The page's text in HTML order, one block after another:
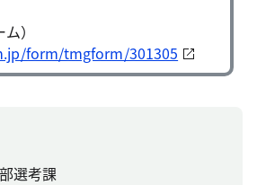
）
form/tmgform/301305
選考課